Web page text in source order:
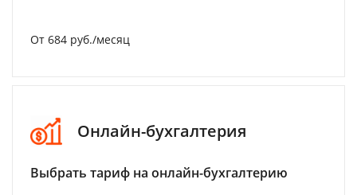
От 684 руб./месяц
Онлайн-бухгалтерия
Выбрать тариф на онлайн-бухгалтерию